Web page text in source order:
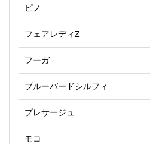
ピノ
フェアレディZ
フーガ
ブルーバードシルフィ
プレサージュ
モコ